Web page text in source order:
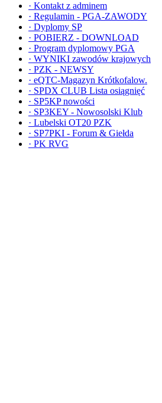
· Kontakt z adminem
· Regulamin - PGA-ZAWODY
· Dyplomy SP
· POBIERZ - DOWNLOAD
· Program dyplomowy PGA
· WYNIKI zawodów krajowych
· PZK - NEWSY
· eQTC-Magazyn Krótkofalow.
· SPDX CLUB Lista osiągnięć
· SP5KP nowości
· SP3KEY - Nowosolski Klub
· Lubelski OT20 PZK
· SP7PKI - Forum & Giełda
· PK RVG